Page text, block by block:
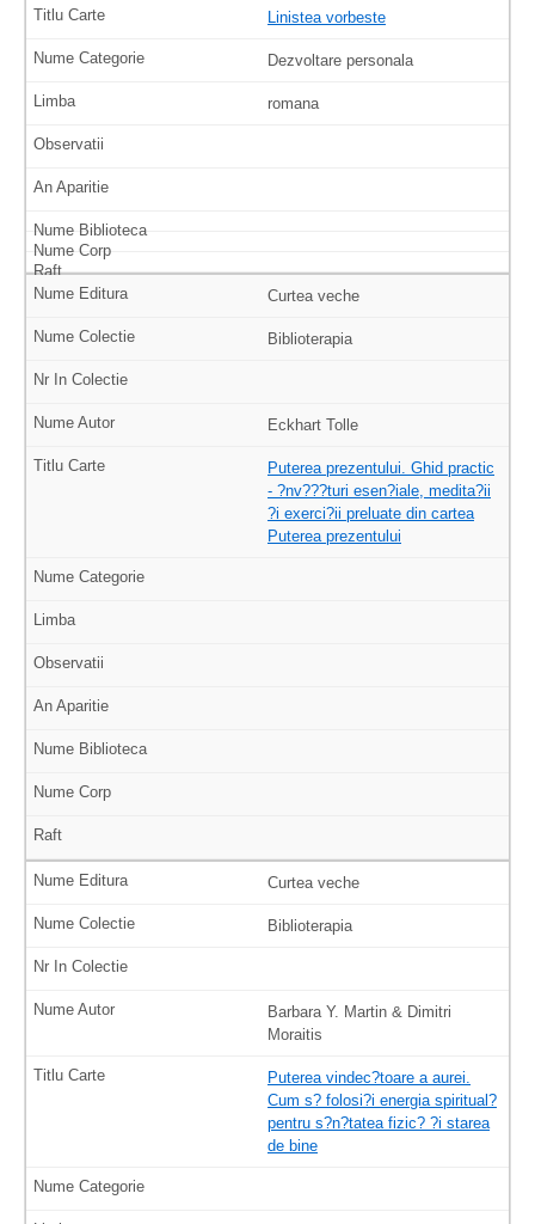
Linistea vorbeste
Dezvoltare personala
romana
Curtea veche
Biblioterapia
Eckhart Tolle
Puterea prezentului. Ghid practic
- ?nv???turi esen?iale, medita?ii
?i exerci?ii preluate din cartea
Puterea prezentului
Curtea veche
Biblioterapia
Barbara Y. Martin & Dimitri
Moraitis
Puterea vindec?toare a aurei.
Cum s? folosi?i energia spiritual?
pentru s?n?tatea fizic? ?i starea
de bine